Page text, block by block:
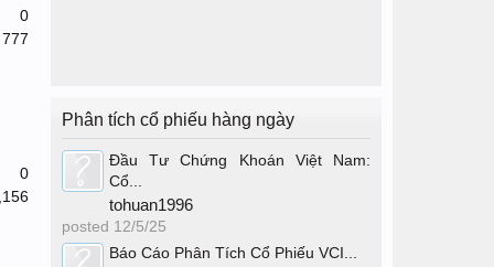
0
777
0
Phân tích cổ phiếu hàng ngày
Đầu Tư Chứng Khoán Việt Nam:
Cổ...
tohuan1996
posted 12/5/25
Báo Cáo Phân Tích Cổ Phiếu VCI...